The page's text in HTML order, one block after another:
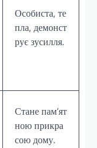
Особиста, те
пла, демонст
рує зусилля.
Стане пам’ят
ною прикра
сою дому.